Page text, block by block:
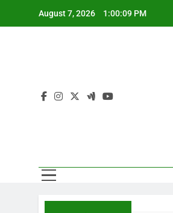
August 7, 2026 1:00:09 PM